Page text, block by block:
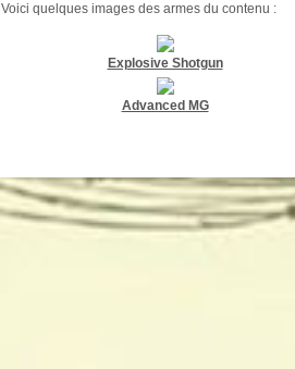
Voici quelques images des armes du contenu :
Explosive Shotgun
Advanced MG